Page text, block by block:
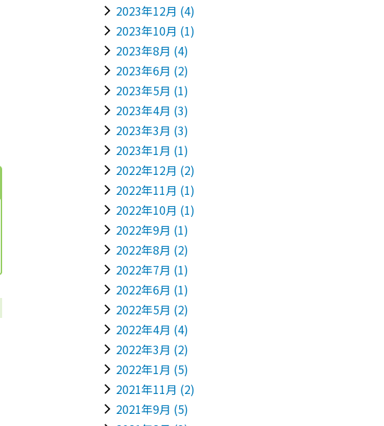
2023年12月 (4)
2023年10月 (1)
2023年8月 (4)
2023年6月 (2)
2023年5月 (1)
2023年4月 (3)
2023年3月 (3)
2023年1月 (1)
2022年12月 (2)
2022年11月 (1)
2022年10月 (1)
2022年9月 (1)
2022年8月 (2)
2022年7月 (1)
2022年6月 (1)
2022年5月 (2)
2022年4月 (4)
2022年3月 (2)
2022年1月 (5)
2021年11月 (2)
2021年9月 (5)